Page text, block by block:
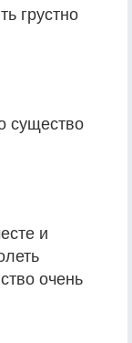
грустно
существо
и
очень